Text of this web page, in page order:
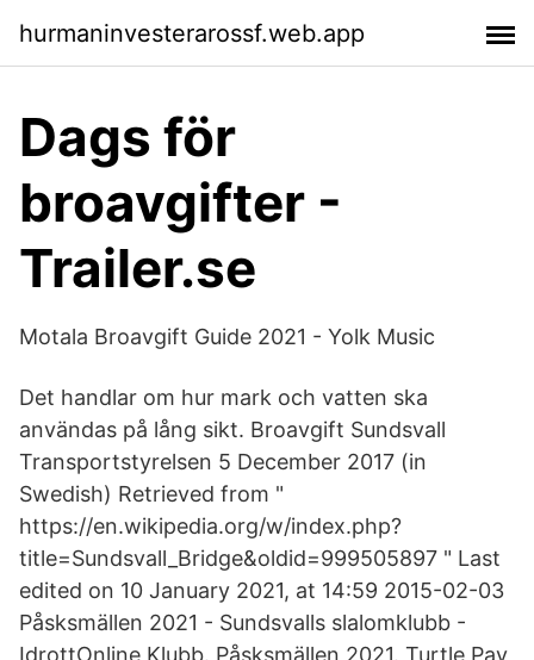
hurmaninvesterarossf.web.app
Dags för
broavgifter -
Trailer.se
Motala Broavgift Guide 2021 - Yolk Music
Det handlar om hur mark och vatten ska
användas på lång sikt. Broavgift Sundsvall
Transportstyrelsen 5 December 2017 (in
Swedish) Retrieved from "
https://en.wikipedia.org/w/index.php?
title=Sundsvall_Bridge&oldid=999505897 " Last
edited on 10 January 2021, at 14:59 2015-02-03
Påsksmällen 2021 - Sundsvalls slalomklubb -
IdrottOnline Klubb. Påsksmällen 2021. Turtle Pay